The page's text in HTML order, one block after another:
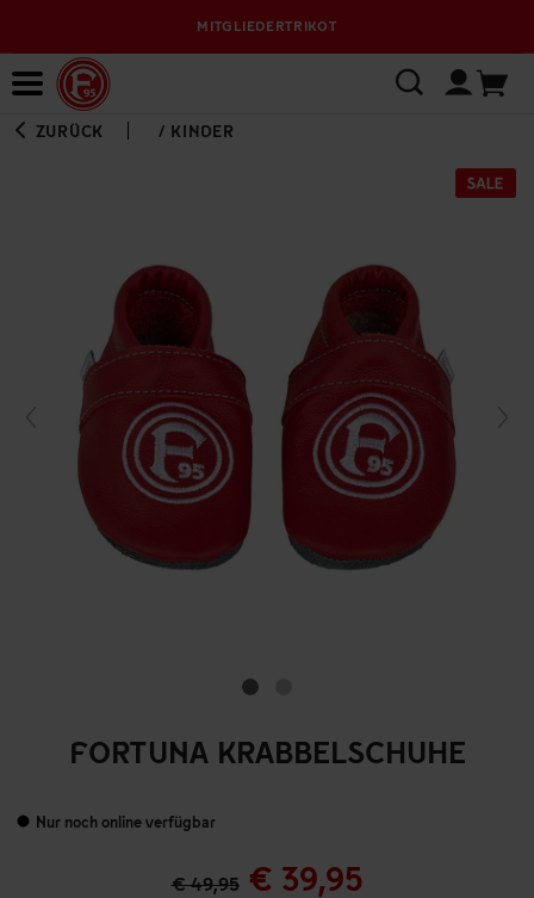
MITGLIEDERTRIKOT
ZURÜCK / KINDER
FORTUNA KRABBELSCHUHE
Nur noch online verfügbar
€ 49,95 € 39,95